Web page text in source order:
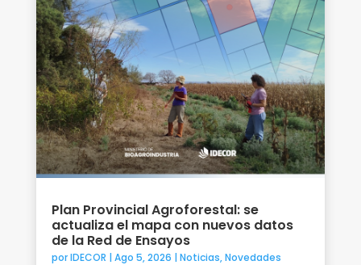
Plan Provincial Agroforestal: se
actualiza el mapa con nuevos datos
de la Red de Ensayos
porIDECOR | Ago 5, 2026 | Noticias,Novedades